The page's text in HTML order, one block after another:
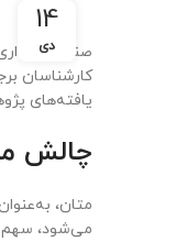
14
دی صنعت
کارشناسان
یافته‌های
چالش
متان،
می‌شود، سهم